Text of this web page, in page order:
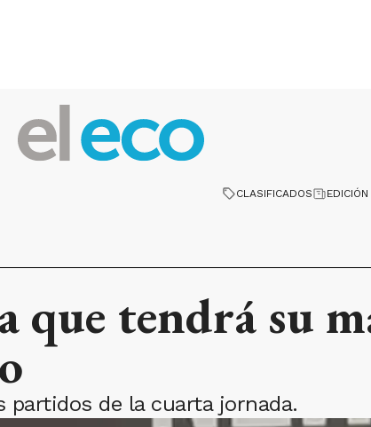
CLASIFICADOS
que tendrá su
partidos de la cuarta jornada.